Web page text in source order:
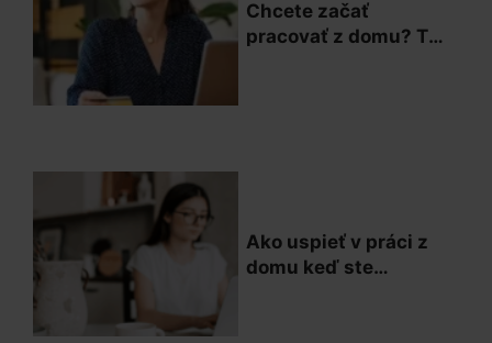
Chcete začať
pracovať z domu? Tu
Ako uspieť v práci z
domu keď ste